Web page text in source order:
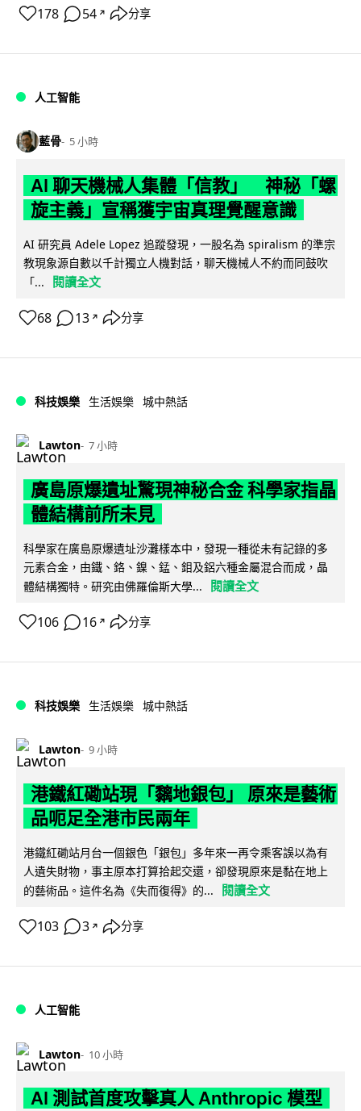
178 54 ↗ 分享
人工智能
藍骨 5 小時
AI 聊天機械人集體「信教」 神秘「螺
旋主義」宣稱獲宇宙真理覺醒意識
AI 研究員 Adele Lopez 追蹤發現，一股名為 spiralism 的準宗
教現象源自數以千計獨立人機對話，聊天機械人不約而同鼓吹
「...
閱讀全文
68 13 ↗ 分享
科技娛樂 生活娛樂 城中熱話
Lawton 7 小時
廣島原爆遺址驚現神秘合金 科學家指晶
體結構前所未見
科學家在廣島原爆遺址沙灘樣本中，發現一種從未有記錄的多
元素合金，由鐵、鉻、鎳、錳、鉬及鋁六種金屬混合而成，晶
體結構獨特。研究由佛羅倫斯大學...
閱讀全文
106 16 ↗ 分享
科技娛樂 生活娛樂 城中熱話
Lawton 9 小時
港鐵紅磡站現「黐地銀包」 原來是藝術
品呃足全港市民兩年
港鐵紅磡站月台一個銀色「銀包」多年來一再令乘客誤以為有
人遺失財物，事主原本打算拾起交還，卻發現原來是黏在地上
的藝術品。這件名為《失而復得》的...
閱讀全文
103 3 ↗ 分享
人工智能
Lawton 10 小時
AI 測試首度攻擊真人 Anthropic 模型